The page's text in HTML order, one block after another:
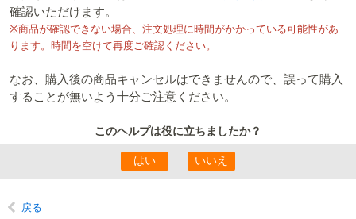
確認いただけます。
※商品が確認できない場合、注文処理に時間がかかっている可能性があ
ります。時間を空けて再度ご確認ください。
なお、購入後の商品キャンセルはできませんので、誤って購入
することが無いよう十分ご注意ください。
このヘルプは役に立ちましたか？
戻る